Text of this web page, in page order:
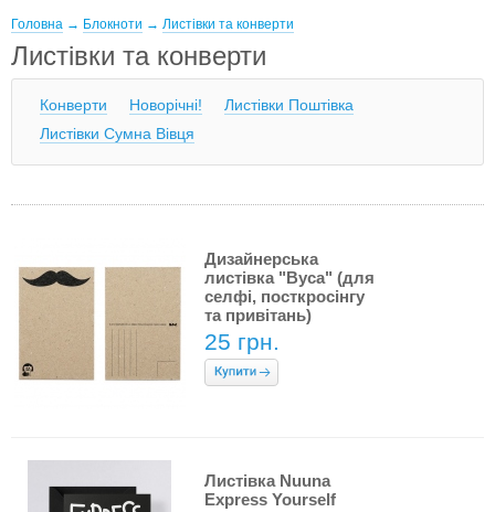
Головна → Блокноти → Листівки та конверти
Листівки та конверти
Конверти Новорічні!
Листівки Поштівка
Листівки Сумна Вівця
Дизайнерська
листівка "Вуса" (для
селфі, посткросінгу
та привітань)
25 грн.
Листівка Nuuna
Express Yourself